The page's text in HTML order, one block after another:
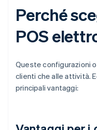
Perché
POS
Queste configurazioni
clienti che alle attività.
principali vantaggi: